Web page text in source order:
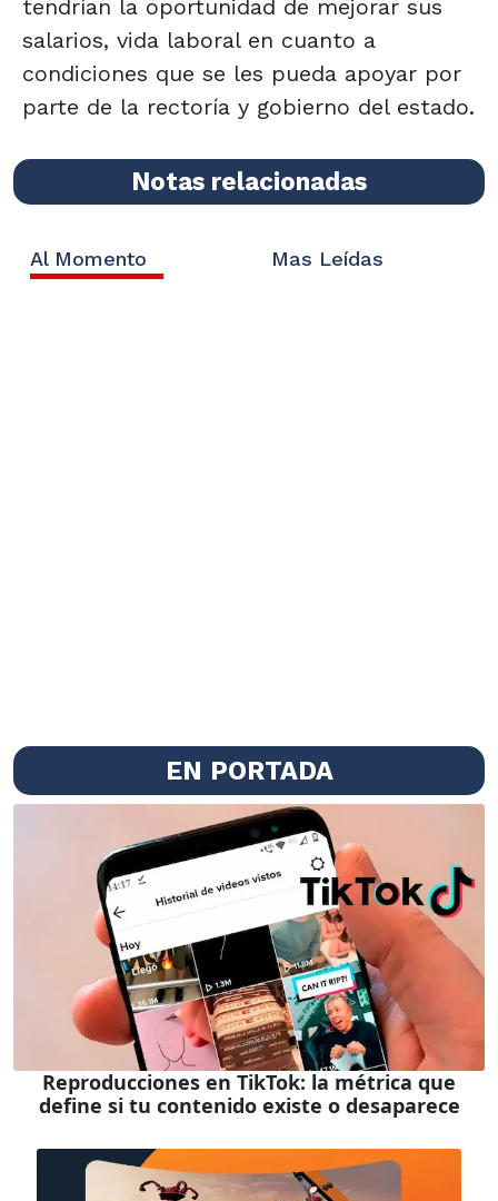
tendrían la oportunidad de mejorar sus
salarios, vida laboral en cuanto a
condiciones que se les pueda apoyar por
parte de la rectoría y gobierno del estado.
Notas relacionadas
Al Momento Mas Leídas
EN PORTADA
Reproducciones en TikTok: la métrica que
define si tu contenido existe o desaparece